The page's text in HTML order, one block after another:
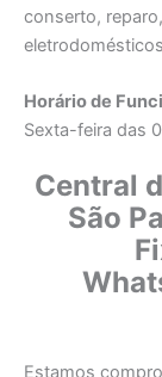
conserto,
Horário de
Sexta-feira das
Central
São
Estamos